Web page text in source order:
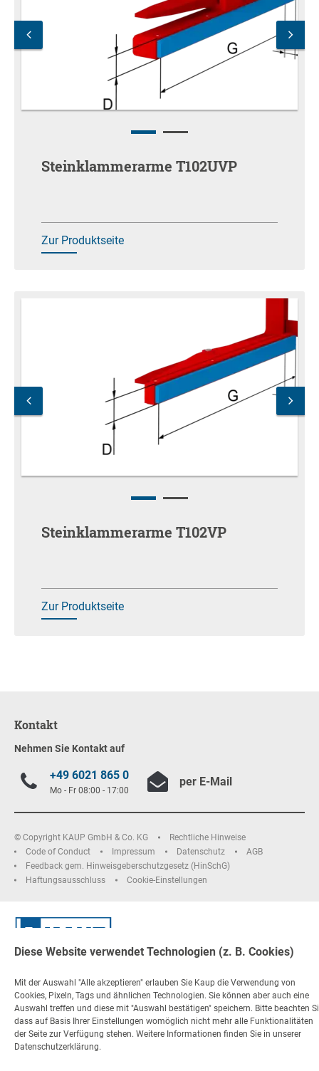
Steinklammerarme T102UVP
Zur Produktseite
Steinklammerarme T102VP
Zur Produktseite
Kontakt
Nehmen Sie Kontakt auf
+49 6021 865 0
Mo - Fr 08:00 - 17:00
per E-Mail
© Copyright KAUP GmbH & Co. KG
Rechtliche Hinweise
Code of Conduct
Impressum Datenschutz
AGB
Feedback gem. Hinweisgeberschutzgesetz (HinSchG)
Haftungsausschluss
Cookie-Einstellungen
Diese Website verwendet Technologien (z. B. Cookies)
Mit der Auswahl "Alle akzeptieren" erlauben Sie Kaup die Verwendung von
Cookies, Pixeln, Tags und ähnlichen Technologien. Sie können aber auch eine
Auswahl treffen und diese mit "Auswahl bestätigen" speichern. Bitte beachten
dass auf Basis Ihrer Einstellungen womöglich nicht mehr alle Funktionalitäten
der Seite zur Verfügung stehen. Weitere Informationen finden Sie in unserer
Datenschutzerklärung.